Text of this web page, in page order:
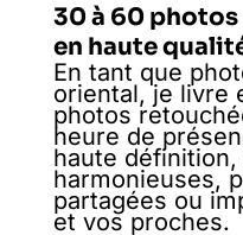
30 à 60 photos
en haute
En tant que
oriental, je livre
photos
heure de
haute
harmonieuses,
partagées ou
et vos proches.